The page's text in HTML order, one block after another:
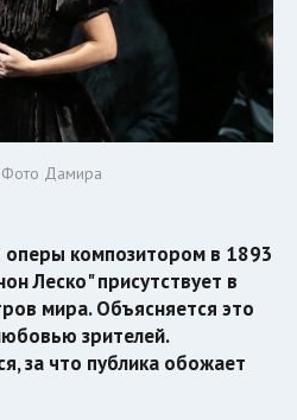
Фото Дамира
оперы композитором в 1893
Леско" присутствует в
мира. Объясняется это
зрителей.
за что публика обожает